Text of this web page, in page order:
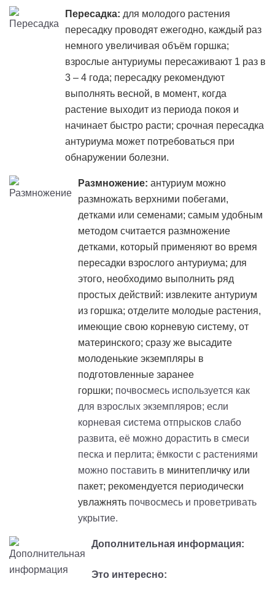
Пересадка: для молодого растения
пересадку проводят ежегодно, каждый раз
немного увеличивая объём горшка;
взрослые антуриумы пересаживают 1 раз в
3 – 4 года; пересадку рекомендуют
выполнять весной, в момент, когда
растение выходит из периода покоя и
начинает быстро расти; срочная пересадка
антуриума может потребоваться при
обнаружении болезни.
Размножение: антуриум можно
размножать верхними побегами,
детками или семенами; самым удобным
методом считается размножение
детками, который применяют во время
пересадки взрослого антуриума; для
этого, необходимо выполнить ряд
простых действий: извлеките антуриум
из горшка; отделите молодые растения,
имеющие свою корневую систему, от
материнского; сразу же высадите
молоденькие экземпляры в
подготовленные заранее
горшки; почвосмесь используется как
для взрослых экземпляров; если
корневая система отпрысков слабо
развита, её можно дорастить в смеси
песка и перлита; ёмкости с растениями
можно поставить в минитепличку или
пакет; рекомендуется периодически
увлажнять почвосмесь и проветривать
укрытие.
Дополнительная информация:
Это интересно: